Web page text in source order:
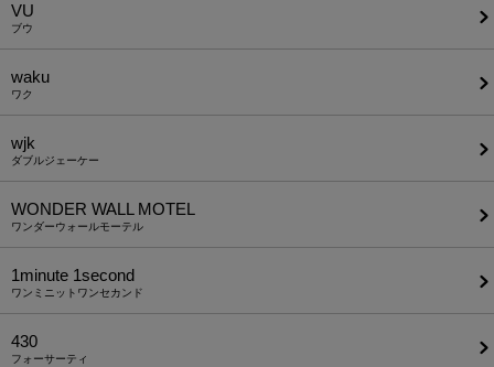
VU
ブウ
waku
ワク
wjk
ダブルジェーケー
WONDER WALL MOTEL
ワンダーウォールモーテル
1minute​ 1second
ワンミニットワンセカンド
430
フォーサーティ